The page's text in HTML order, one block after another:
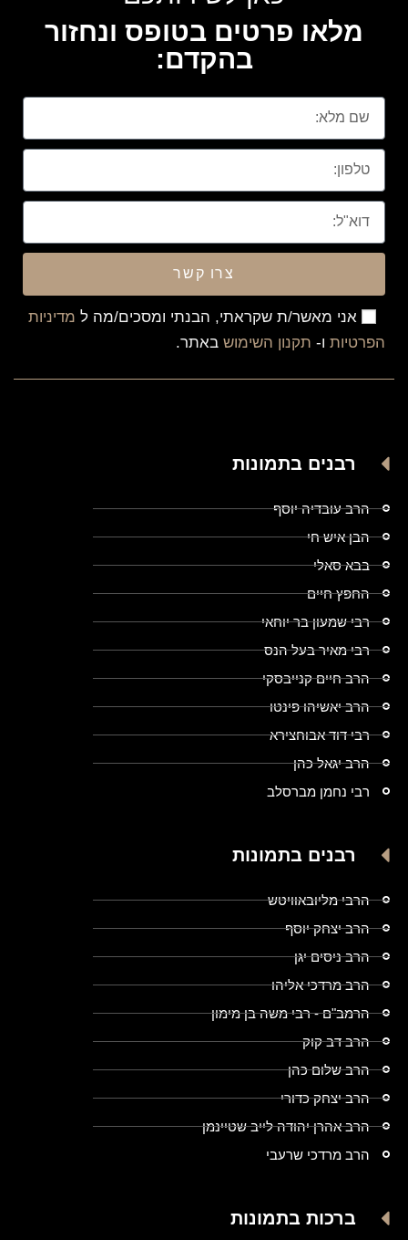
מלאו פרטים בטופס ונחזור
בהקדם:
אני מאשר/ת שקראתי, הבנתי ומסכים/מה ל מדיניות
הפרטיות ו- תקנון השימוש באתר.
צרו קשר
רבנים בתמונות
הרב עובדיה יוסף
הבן איש חי
בבא סאלי
החפץ חיים
רבי שמעון בר יוחאי
רבי מאיר בעל הנס
הרב חיים קנייבסקי
הרב יאשיהו פינטו
רבי דוד אבוחצירא
הרב יגאל כהן
רבי נחמן מברסלב
רבנים בתמונות
הרבי מליובאוויטש
הרב יצחק יוסף
הרב ניסים יגן
הרב מרדכי אליהו
הרמב"ם - רבי משה בן מימון
הרב דב קוק
הרב שלום כהן
הרב יצחק כדורי
הרב אהרן יהודה לייב שטיינמן
הרב מרדכי שרעבי
ברכות בתמונות